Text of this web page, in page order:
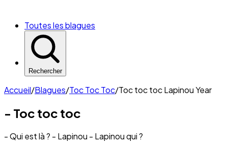
Toutes les blagues
Rechercher
Accueil/Blagues/Toc Toc Toc/Toc toc toc Lapinou Year
- Toc toc toc
- Qui est là ? - Lapinou - Lapinou qui ?